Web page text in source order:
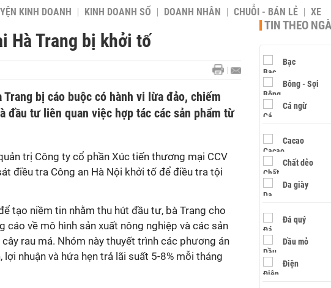
KINH DOANH KINH DOANH SỐ DOANH NHÂN CHUỖI - BÁN LẺ XE
Hà Trang bị khởi tố
Trang bị cáo buộc có hành vi lừa đảo, chiếm
đầu tư liên quan việc hợp tác các sản phẩm từ
trị Công ty cổ phần Xúc tiến thương mại CCV
điều tra Công an Hà Nội khởi tố để điều tra tội
tạo niềm tin nhằm thu hút đầu tư, bà Trang cho
cáo về mô hình sản xuất nông nghiệp và các sản
rau má. Nhóm này thuyết trình các phương án
nhuận và hứa hẹn trả lãi suất 5-8% mỗi tháng
TIN THEO
Bạc
Bông - Sợi
Cá ngừ
Cacao
Chất dẻo
Da giày
Đá quý
Dầu mỏ
Điện